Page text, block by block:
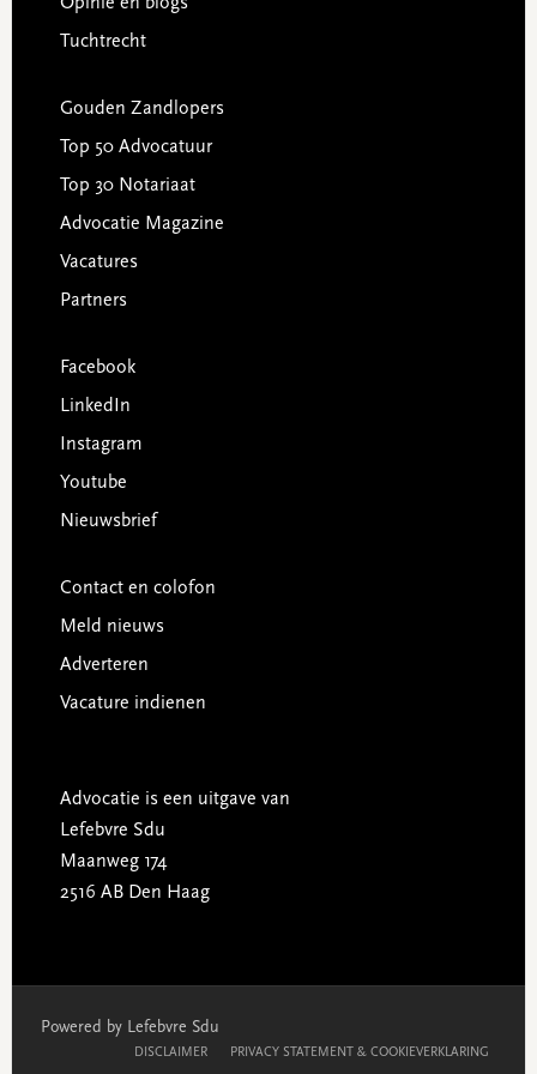
Tuchtrecht
Gouden Zandlopers
Top 50 Advocatuur
Top 30 Notariaat
Advocatie Magazine
Vacatures
Partners
Facebook
LinkedIn
Instagram
Youtube
Nieuwsbrief
Contact en colofon
Meld nieuws
Adverteren
Vacature indienen
Advocatie is een uitgave van
Lefebvre Sdu
Maanweg 174
2516 AB Den Haag
Powered by Lefebvre Sdu
DISCLAIMER PRIVACY STATEMENT & COOKIEVERKLARING